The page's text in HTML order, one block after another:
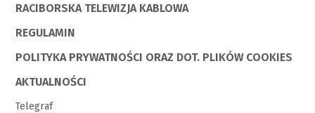
RACIBORSKA TELEWIZJA KABLOWA
REGULAMIN
POLITYKA PRYWATNOŚCI ORAZ DOT. PLIKÓW COOKIES
AKTUALNOŚCI
Telegraf